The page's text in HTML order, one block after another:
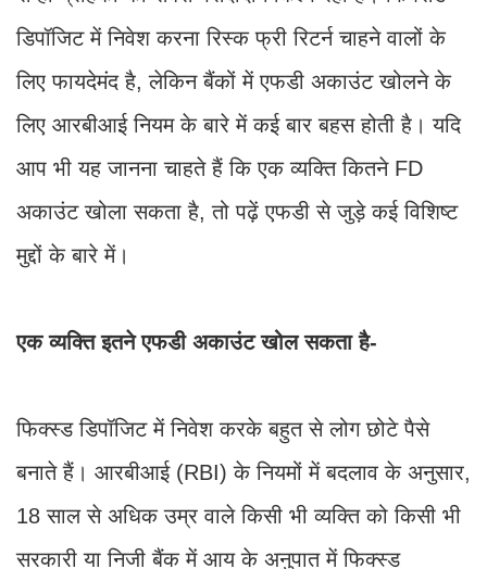
डिपॉजिट में निवेश करना रिस्क फ्री रिटर्न चाहने वालों के
लिए फायदेमंद है, लेकिन बैंकों में एफडी अकाउंट खोलने के
लिए आरबीआई नियम के बारे में कई बार बहस होती है। यदि
आप भी यह जानना चाहते हैं कि एक व्यक्ति कितने FD
अकाउंट खोला सकता है, तो पढ़ें एफडी से जुड़े कई विशिष्ट
मुद्दों के बारे में।
एक व्यक्ति इतने एफडी अकाउंट खोल सकता है-
फिक्स्ड डिपॉजिट में निवेश करके बहुत से लोग छोटे पैसे
बनाते हैं। आरबीआई (RBI) के नियमों में बदलाव के अनुसार,
18 साल से अधिक उम्र वाले किसी भी व्यक्ति को किसी भी
सरकारी या निजी बैंक में आय के अनुपात में फिक्स्ड